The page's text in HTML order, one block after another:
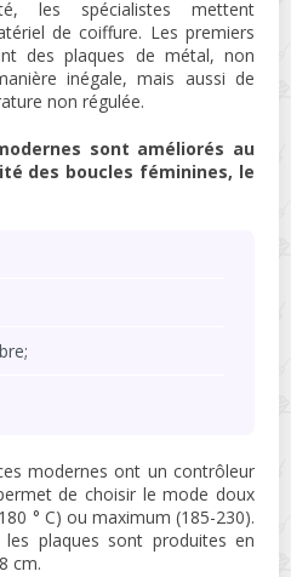
les spécialistes mettent
de coiffure. Les premiers
des plaques de métal, non
inégale, mais aussi de
non régulée.
sont améliorés au
des boucles féminines, le
modernes ont un contrôleur
de choisir le mode doux
° C) ou maximum (185-230).
plaques sont produites en
cm.